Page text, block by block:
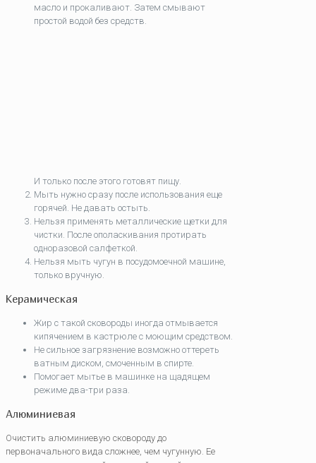
масло и прокаливают. Затем смывают
простой водой без средств.
И только после этого готовят пищу.
Мыть нужно сразу после использования еще
горячей. Не давать остыть.
Нельзя применять металлические щетки для
чистки. После ополаскивания протирать
одноразовой салфеткой.
Нельзя мыть чугун в посудомоечной машине,
только вручную.
Керамическая
Жир с такой сковороды иногда отмывается
кипячением в кастрюле с моющим средством.
Не сильное загрязнение возможно оттереть
ватным диском, смоченным в спирте.
Помогает мытье в машинке на щадящем
режиме два-три раза.
Алюминиевая
Очистить алюминиевую сковороду до
первоначального вида сложнее, чем чугунную. Ее